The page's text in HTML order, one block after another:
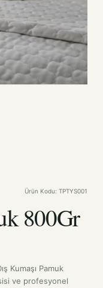
Ürün Kodu: TPTYS001
800Gr
Kumaşı Pamuk
ve profesyonel